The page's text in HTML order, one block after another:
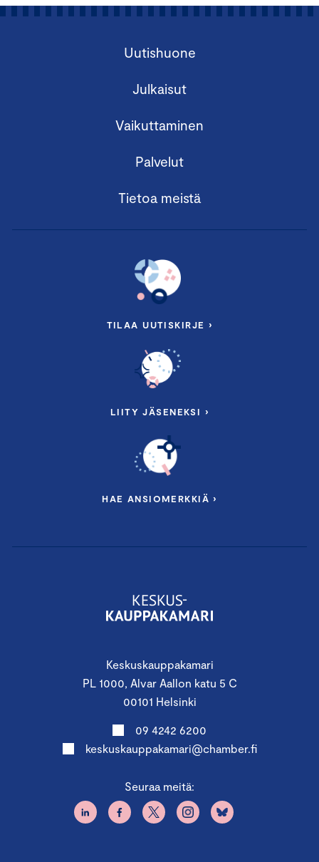
Keskuskauppakamari
PL 1000, Alvar Aallon katu 5 C
00101 Helsinki
09 4242 6200
keskuskauppakamari@chamber.fi
Seuraa meitä:
Uutishuone
Julkaisut
Vaikuttaminen
Palvelut
Tietoa meistä
TILAA UUTISKIRJE ›
LIITY JÄSENEKSI ›
HAE ANSIOMERKKIÄ ›